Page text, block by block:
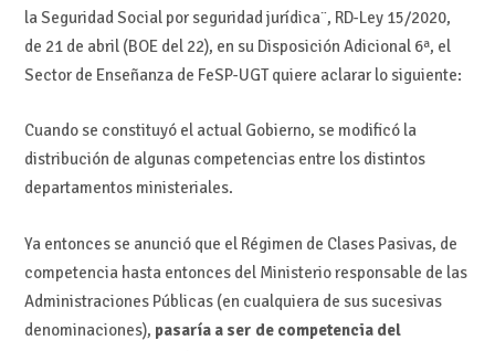
la Seguridad Social por seguridad jurídica¨, RD-Ley 15/2020,
de 21 de abril (BOE del 22), en su Disposición Adicional 6ª, el
Sector de Enseñanza de FeSP-UGT quiere aclarar lo siguiente:
Cuando se constituyó el actual Gobierno, se modificó la
distribución de algunas competencias entre los distintos
departamentos ministeriales.
Ya entonces se anunció que el Régimen de Clases Pasivas, de
competencia hasta entonces del Ministerio responsable de las
Administraciones Públicas (en cualquiera de sus sucesivas
denominaciones), pasaría a ser de competencia del